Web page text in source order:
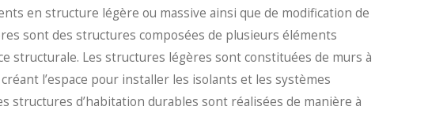
en structure légère ou massive ainsi que de modification de
sont des structures composées de plusieurs éléments
structurale. Les structures légères sont constituées de murs à
l’espace pour installer les isolants et les systèmes
structures d’habitation durables sont réalisées de manière à